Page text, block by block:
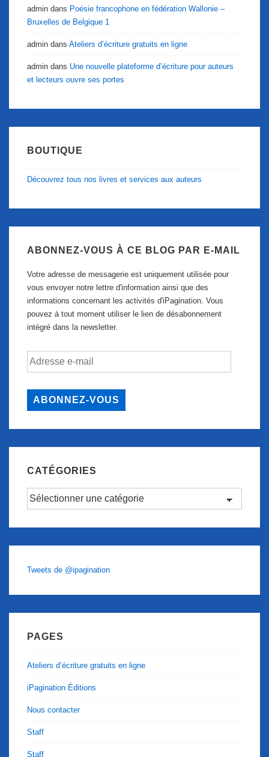
admin dans Poésie francophone en fédération Wallonie –
Bruxelles de Belgique 1
admin dans Ateliers d’écriture gratuits en ligne
admin dans Une nouvelle plateforme d’écriture pour auteurs
et lecteurs ouvre ses portes
BOUTIQUE
Découvrez tous nos livres et services aux auteurs
ABONNEZ-VOUS À CE BLOG PAR E-MAIL
Votre adresse de messagerie est uniquement utilisée pour
vous envoyer notre lettre d'information ainsi que des
informations concernant les activités d'iPagination. Vous
pouvez à tout moment utiliser le lien de désabonnement
intégré dans la newsletter.
Adresse
ABONNEZ-VOUS
CATÉGORIES
Catégories
Tweets de @ipagination
PAGES
Ateliers d’écriture gratuits en ligne
iPagination Éditions
Nous contacter
Staff
Staff